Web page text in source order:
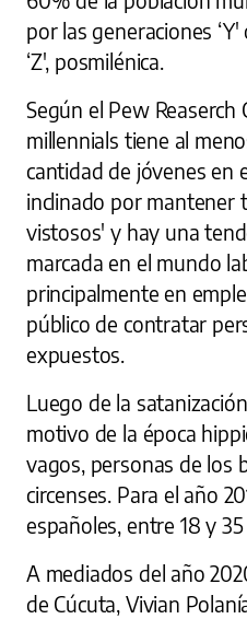
por las generaciones
‘Z', posmilénica.
Según el Pew
millennials tiene al
cantidad de jóvenes en
inclinado por mantener
vistosos' y hay una
marcada en el mundo
principalmente en
público de contratar
expuestos.
Luego de la
motivo de la época
vagos, personas de los
circenses. Para el año
españoles, entre 18 y
A mediados del año
de Cúcuta, Vivian